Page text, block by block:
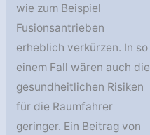
wie zum Beispiel
Fusionsantrieben
erheblich verkürzen. In so
einem Fall wären auch die
gesundheitlichen Risiken
für die Raumfahrer
geringer. Ein Beitrag von